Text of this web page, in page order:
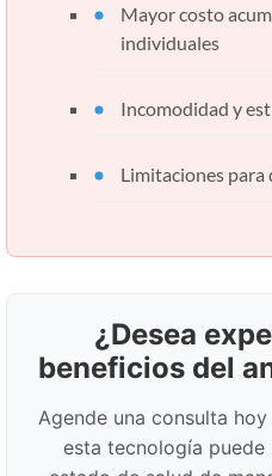
Mayor costo
individuales
Incomodidad y
Limitaciones
¿Desea
beneficios del
Agende una consulta
esta tecnología puede